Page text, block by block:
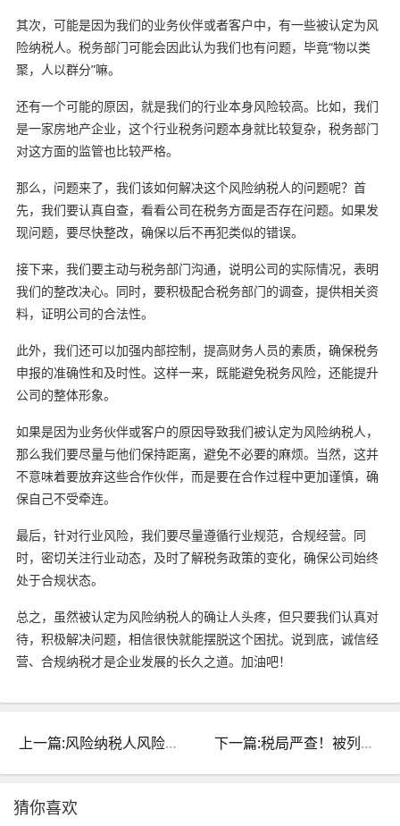
其次，可能是因为我们的业务伙伴或者客户中，有一些被认定为风
险纳税人。税务部门可能会因此认为我们也有问题，毕竟“物以类
聚，人以群分”嘛。
还有一个可能的原因，就是我们的行业本身风险较高。比如，我们
是一家房地产企业，这个行业税务问题本身就比较复杂，税务部门
对这方面的监管也比较严格。
那么，问题来了，我们该如何解决这个风险纳税人的问题呢？首
先，我们要认真自查，看看公司在税务方面是否存在问题。如果发
现问题，要尽快整改，确保以后不再犯类似的错误。
接下来，我们要主动与税务部门沟通，说明公司的实际情况，表明
我们的整改决心。同时，要积极配合税务部门的调查，提供相关资
料，证明公司的合法性。
此外，我们还可以加强内部控制，提高财务人员的素质，确保税务
申报的准确性和及时性。这样一来，既能避免税务风险，还能提升
公司的整体形象。
如果是因为业务伙伴或客户的原因导致我们被认定为风险纳税人，
那么我们要尽量与他们保持距离，避免不必要的麻烦。当然，这并
不意味着要放弃这些合作伙伴，而是要在合作过程中更加谨慎，确
保自己不受牵连。
最后，针对行业风险，我们要尽量遵循行业规范，合规经营。同
时，密切关注行业动态，及时了解税务政策的变化，确保公司始终
处于合规状态。
总之，虽然被认定为风险纳税人的确让人头疼，但只要我们认真对
待，积极解决问题，相信很快就能摆脱这个困扰。说到底，诚信经
营、合规纳税才是企业发展的长久之道。加油吧！
上一篇:风险纳税人风险揭秘与解除指南：一步到位解决方案 下一篇:税局严查！被列风险纳税人后果严重，老板速来自查！
猜你喜欢